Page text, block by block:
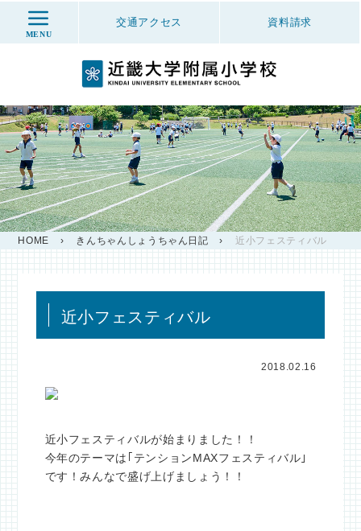
MENU
交通アクセス 資料請求
HOME › きんちゃんしょうちゃん日記 › 近小フェスティバル
近小フェスティバル
2018.02.16
近小フェスティバルが始まりました！！
今年のテーマは｢テンションMAXフェスティバル｣
です！みんなで盛げ上げましょう！！